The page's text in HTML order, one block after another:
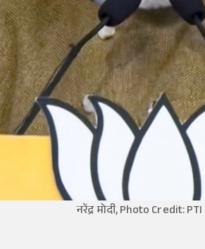
नरेंद्र मोदी, Photo Credit: PTI